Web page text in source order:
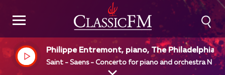
Philippe Entremont, piano, The Philadelphia
hestra, Eugene Ormandy, dir
Saint - Saens - Concerto for piano and orchestra N 4